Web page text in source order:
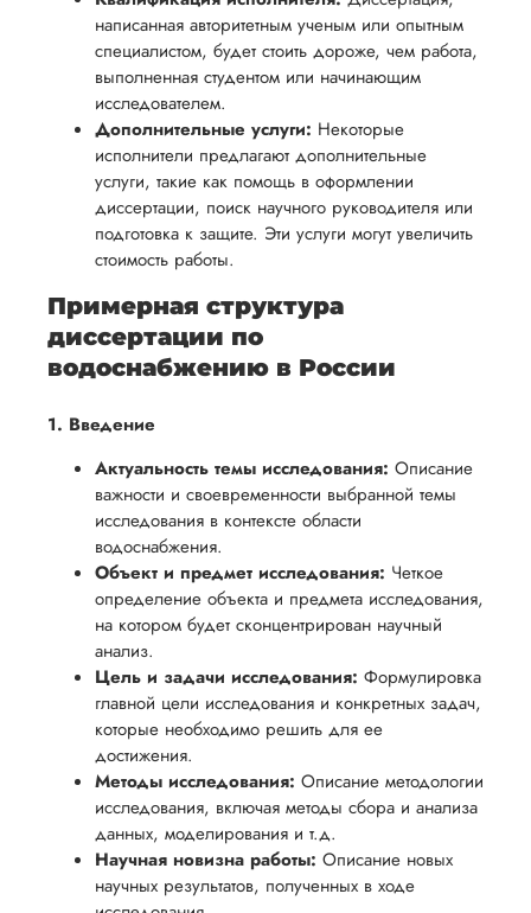
успешно
пройти
процесс
защиты
научной
работы.
разумные
сроки
после
утверждения
запроса
возврат.
написанная авторитетным ученым или опытным
специалистом, будет стоить дороже, чем работа,
выполненная студентом или начинающим
исследователем.
Дополнительные услуги: Некоторые
исполнители предлагают дополнительные
услуги, такие как помощь в оформлении
диссертации, поиск научного руководителя или
подготовка к защите. Эти услуги могут увеличить
стоимость работы.
Примерная структура
диссертации по
водоснабжению в России
1. Введение
Актуальность темы исследования: Описание
важности и своевременности выбранной темы
исследования в контексте области
водоснабжения.
Объект и предмет исследования: Четкое
определение объекта и предмета исследования,
на котором будет сконцентрирован научный
анализ.
Цель и задачи исследования: Формулировка
главной цели исследования и конкретных задач,
которые необходимо решить для ее
достижения.
Методы исследования: Описание методологии
исследования, включая методы сбора и анализа
данных, моделирования и т.д.
Научная новизна работы: Описание новых
научных результатов, полученных в ходе